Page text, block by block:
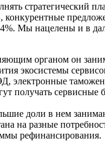
стратегический
Мы нацелены и в
органом он
экосистемы
электронные
сервисные
доли в нем
на разные
рефинансирования.